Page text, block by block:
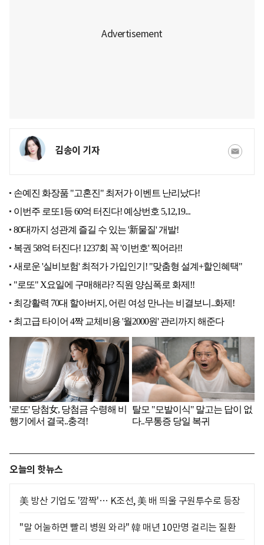
김송이 기자
오늘의 핫뉴스
美 방산 기업도 '깜짝'… K조선, 美 배 띄울 구원투수로 등장
"말 어눌하면 빨리 병원 와라" 韓 매년 10만명 걸리는 질환